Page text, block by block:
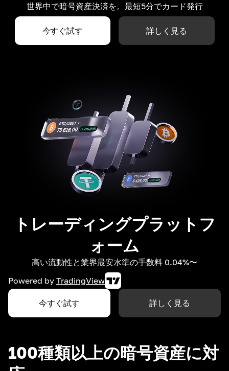
世界中で暗号資産決済を。最短5分でカード発行
今すぐ試す 詳しく見る
トレーディングプラットフ
ォーム
高い流動性と業界最安水準の手数料 0.04%〜
Powered by TradingView
今すぐ試す 詳しく見る
100種類以上の暗号資産に対